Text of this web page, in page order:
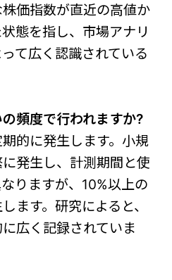
価指数が直近の高値か
態を指し、市場アナリ
て広く認識されている
頻度で行われますか?
的に発生します。小規
発生し、計測期間と使
りますが、10%以上の
ます。研究によると、
広く記録されていま